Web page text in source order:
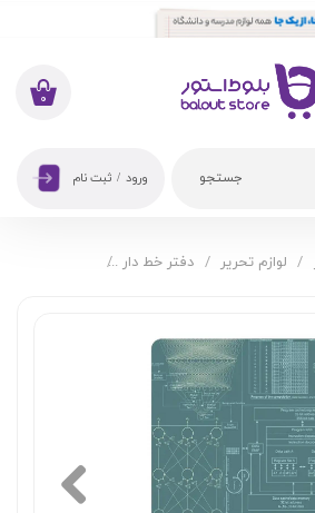
جستجو
۰
ورود / ثبت نام
لوازم تحریر دفتر خط دار